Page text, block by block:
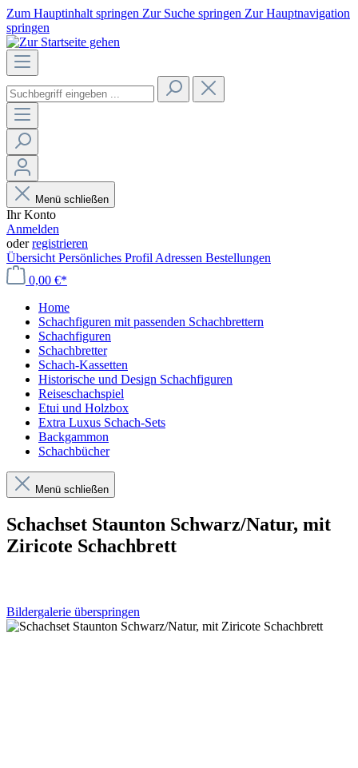
Zum Hauptinhalt springen Zur Suche springen Zur Hauptnavigation
springen
Menü schließen
Ihr Konto
Anmelden
oderregistrieren
Übersicht Persönliches Profil Adressen Bestellungen
0,00 €*
Home
Schachfiguren mit passenden Schachbrettern
Schachfiguren
Schachbretter
Schach-Kassetten
Historische und Design Schachfiguren
Reiseschachspiel
Etui und Holzbox
Extra Luxus Schach-Sets
Backgammon
Schachbücher
Menü schließen
Schachset Staunton Schwarz/Natur, mit
Ziricote Schachbrett
Bildergalerie überspringen